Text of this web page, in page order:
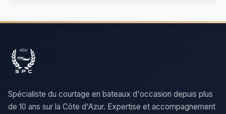
Spécialiste du courtage en bateaux d'occasion depuis plus
de 10 ans sur la Côte d'Azur. Expertise et accompagnement